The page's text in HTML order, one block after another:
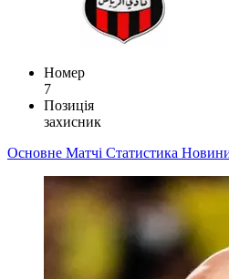
Номер
7
Позиція
захисник
Основне Матчі Статистика